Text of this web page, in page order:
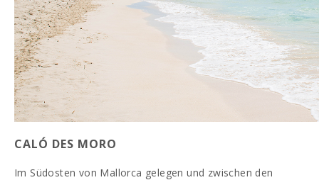
CALÓ DES MORO
Im Südosten von Mallorca gelegen und zwischen den